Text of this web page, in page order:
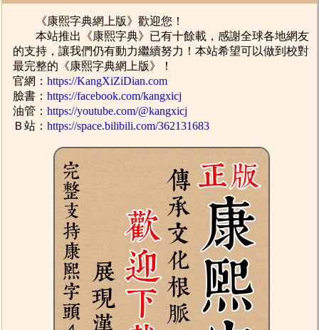
《康熙字典網上版》歡迎您！
本站推出《康熙字典》已有十餘載，感謝全球各地網友
的支持，讓我們仍有動力繼續努力！本站希望可以做到校對
最完整的《康熙字典網上版》！
官網：https://KangXiZiDian.com
臉書：https://facebook.com/kangxicj
油管：https://youtube.com/@kangxicj
Ｂ站：https://space.bilibili.com/362131683